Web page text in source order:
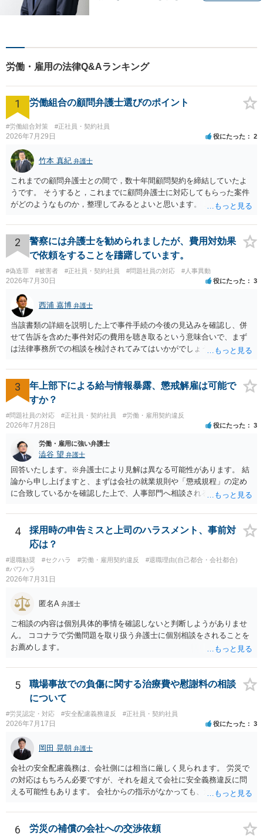
ん。問題を解決するための適
切なサポートを提供します。
お気軽にご相談ください。
労働・雇用の法律Q&Aランキング
1 労働組合の顧問弁護士選びのポイント
#労働組合対策 #正社員・契約社員
2026年7月29日 役にたった 2
竹本 真紀 弁護士
これまでの顧問弁護士との間で，数十年間顧問契約を締結していたよ
うです。 そうすると，これまでに顧問弁護士に対応してもらった案件
がどのようなものか，整理してみるとよいと思います。 これにより，
事務所を比較した上で，弁護士と面談をする際，そのような案件に対
応してもらえるのかが重要だと思います。 ただ，組合員の相談内容に
ついて，分野を絞っているのか，それともどのような分野でもよいと
いうことで法律相談を依頼しているかの観点も重要です。 組合員とす
れば，相談だけではなく，できれば受任まで考えている場合も多いと
思います。 そうすると，労働組合としての相談だけではなく，基本的
に全ての分野を対象にして考える必要もあるかもしれません。 そうで
ないと，相談内容によって，対応が変わってしまうこともあると思い
ます。 組合員の相談についても，基本的に受任まで考えてもらえるこ
とができるのかも検討要素の一つかもしれません。
2
警察には弁護士を勧められましたが、費用対効果
で依頼をすることを躊躇しています。
#偽造罪 #被害者 #正社員・契約社員 #問題社員の対応 #人事異動
2026年7月30日 役にたった 3
西浦 嘉博 弁護士
当該書類の詳細を説明した上で事件手続の今後の見込みを確認し、併
せて告訴を含めた事件対応の費用を聴き取るという意味合いで、まず
は法律事務所での相談を検討されてみてはいかがでしょうか。 上記、
3
年上部下による給与情報暴露、懲戒解雇は可能で
すか？
#問題社員の対応 #正社員・契約社員 #労働・雇用契約違反
2026年7月28日 役にたった 3
労働・雇用に強い弁護士
澁谷 望 弁護士
回答いたします。※弁護士により見解は異なる可能性があります。 結
論から申し上げますと、まずは会社の就業規則や「懲戒規程」の定め
に合致しているかを確認した上で、人事部門へ相談されることが最優
ものの、重い懲戒処分の対象には十分なり得ます。 名誉や評価の回復
については、会社側に「部下の不正行為による情報漏洩」と正式に認
定させ、誤認した他部署への適切なフォローや周知を求めるのが有効
です。 あるいは、懲戒があったことを社内で周知される手続があるの
ならば、それにより軽微ながら回復はできるかもしれません。 さらに
個人としても、相手に対してプライバシー侵害等に基づく損害賠償
らない可能性があります。）。
4
採用時の申告ミスと上司のハラスメント、事前対
応は？
#退職勧奨 #セクハラ #労働・雇用契約違反
#退職理由(自己都合・会社都合)
#パワハラ
2026年7月31日
匿名A 弁護士
ご相談の内容は個別具体的事情を確認しないと判断しようがありませ
ん。 ココナラで労働問題を取り扱う弁護士に個別相談をされることを
お薦めします。
5
職場事故での負傷に関する治療費や慰謝料の相談
について
#労災認定・対応 #安全配慮義務違反 #正社員・契約社員
2026年7月17日 役にたった 3
岡田 晃朝 弁護士
会社の安全配慮義務は、会社側には相当に厳しく見られます。 労災で
の対応はもちろん必要ですが、それを超えて会社に安全義務違反に問
える可能性もあります。 会社からの指示がなかっても、逆に危険な作
実地指導をしていないことが問題になった事例もあります。ですの
で、指示が無ければ免責されるわけではありません。責任追及の交渉
6 労災の補償の会社への交渉依頼